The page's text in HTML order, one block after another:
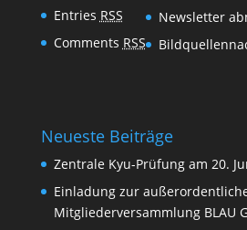
Entries RSS
Comments RSS
Newsletter
Neueste Beiträge
Zentrale Kyu-Prüfung am 20.
Einladung zur
Mitgliederversammlung BLAU